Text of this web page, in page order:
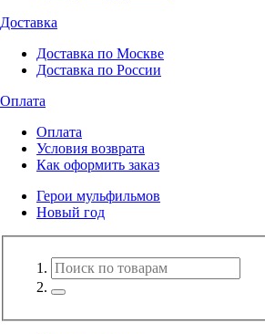
Доставка
Доставка по Москве
Доставка по России
Оплата
Оплата
Условия возврата
Как оформить заказ
Герои мульфильмов
Новый год